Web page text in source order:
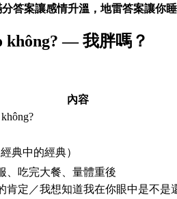
答案讓感情升溫，地雷答案讓你睡
không? — 我胖嗎？
內容
經典中的經典）
、吃完大餐、量體重後
肯定／我想知道我在你眼中是不是